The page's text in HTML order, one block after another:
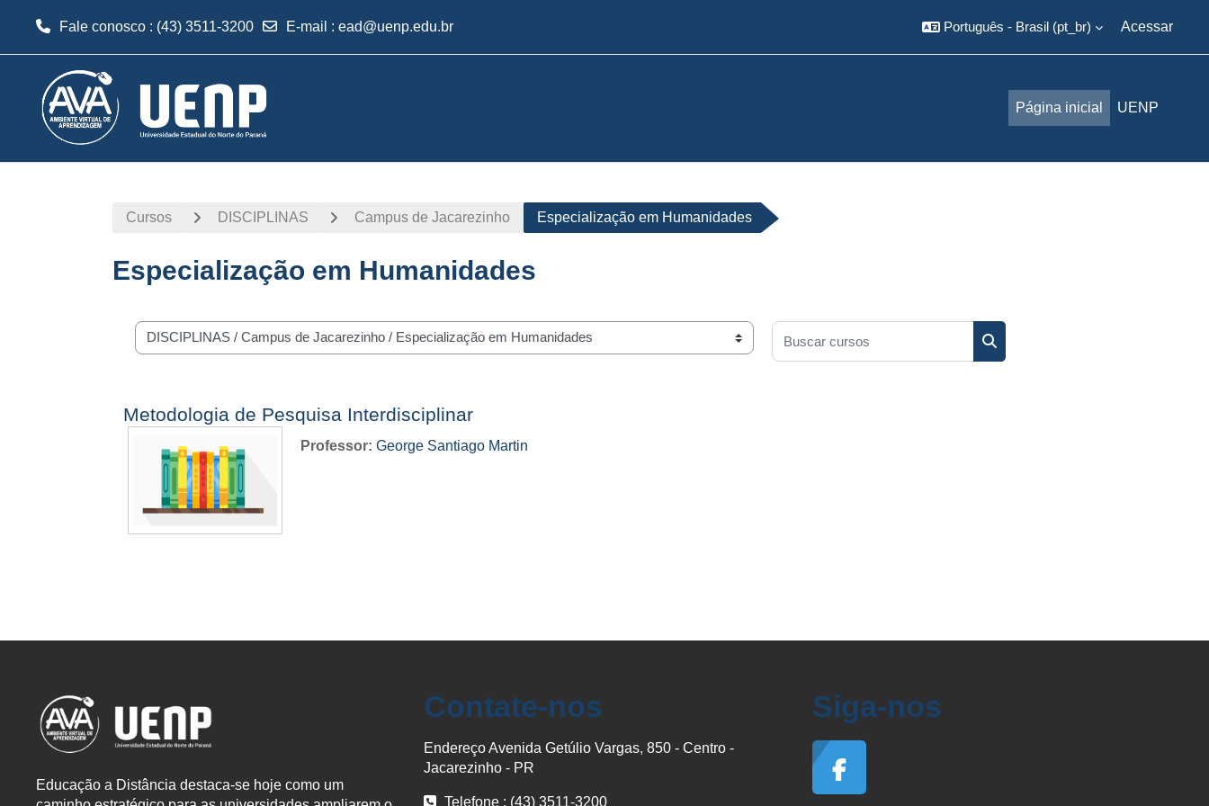
Fale conosco : (43) 3511-3200 E-mail : ead@uenp.edu.br Português - Brasil ‎(pt_br)‎ Acessar
Página inicial UENP
Cursos DISCIPLINAS Campus de Jacarezinho Especialização em Humanidades
Especialização em Humanidades
Categorias de Cursos
Buscar cursos
Metodologia de Pesquisa Interdisciplinar
Professor: George Santiago Martin
Educação a Distância destaca-se hoje como um
Contate-nos
Endereço Avenida Getúlio Vargas, 850 - Centro -
Jacarezinho - PR
Telefone : (43) 3511-3200
Siga-nos